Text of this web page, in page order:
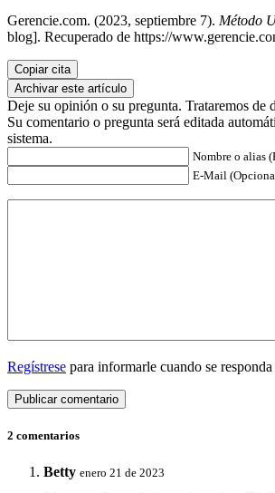
Gerencie.com. (2023, septiembre 7). Método
blog]. Recuperado de https://
Copiar cita
Archivar este artículo
Deje su opinión o su pregunta. Trataremos de
Su comentario o pregunta será editada
sistema.
Nombre o alias
E-Mail
Regístrese para informarle cuando se
2 comentarios
Betty enero 21 de 2023